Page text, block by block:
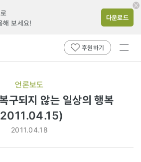
해 보세요!
다운로드
후원하기
전체
언론보도
구되지 않는 일상의 행복
2011.04.18